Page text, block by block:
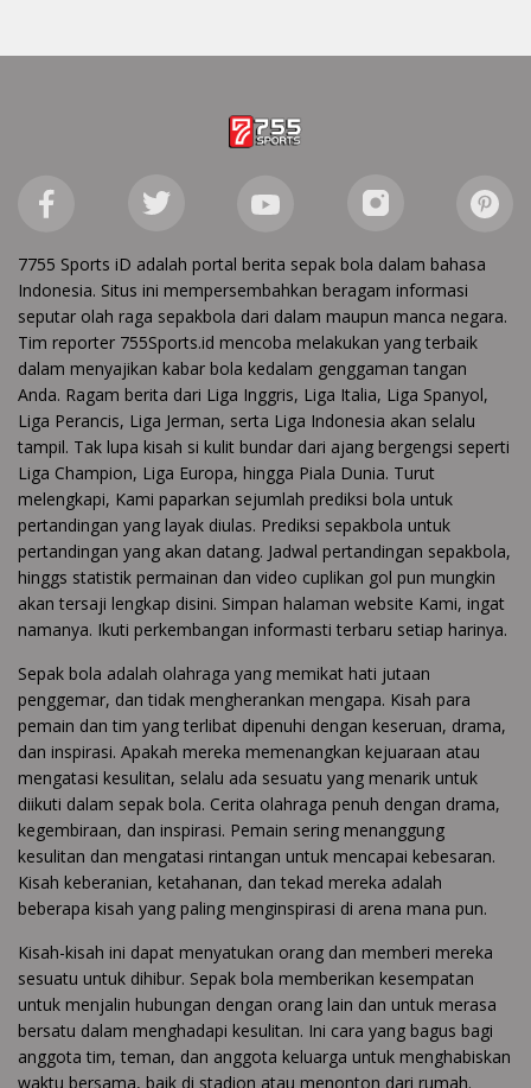
7755 Sports iD adalah portal berita sepak bola dalam bahasa
Indonesia. Situs ini mempersembahkan beragam informasi
seputar olah raga sepakbola dari dalam maupun manca negara.
Tim reporter 755Sports.id mencoba melakukan yang terbaik
dalam menyajikan kabar bola kedalam genggaman tangan
Anda. Ragam berita dari Liga Inggris, Liga Italia, Liga Spanyol,
Liga Perancis, Liga Jerman, serta Liga Indonesia akan selalu
tampil. Tak lupa kisah si kulit bundar dari ajang bergengsi seperti
Liga Champion, Liga Europa, hingga Piala Dunia. Turut
melengkapi, Kami paparkan sejumlah prediksi bola untuk
pertandingan yang layak diulas. Prediksi sepakbola untuk
pertandingan yang akan datang. Jadwal pertandingan sepakbola,
hinggs statistik permainan dan video cuplikan gol pun mungkin
akan tersaji lengkap disini. Simpan halaman website Kami, ingat
namanya. Ikuti perkembangan informasti terbaru setiap harinya.
Sepak bola adalah olahraga yang memikat hati jutaan
penggemar, dan tidak mengherankan mengapa. Kisah para
pemain dan tim yang terlibat dipenuhi dengan keseruan, drama,
dan inspirasi. Apakah mereka memenangkan kejuaraan atau
mengatasi kesulitan, selalu ada sesuatu yang menarik untuk
diikuti dalam sepak bola. Cerita olahraga penuh dengan drama,
kegembiraan, dan inspirasi. Pemain sering menanggung
kesulitan dan mengatasi rintangan untuk mencapai kebesaran.
Kisah keberanian, ketahanan, dan tekad mereka adalah
beberapa kisah yang paling menginspirasi di arena mana pun.
Kisah-kisah ini dapat menyatukan orang dan memberi mereka
sesuatu untuk dihibur. Sepak bola memberikan kesempatan
untuk menjalin hubungan dengan orang lain dan untuk merasa
bersatu dalam menghadapi kesulitan. Ini cara yang bagus bagi
anggota tim, teman, dan anggota keluarga untuk menghabiskan
waktu bersama, baik di stadion atau menonton dari rumah.